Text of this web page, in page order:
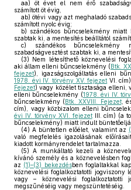
aa) öt évet el nem érő
számított öt évig,
ab) ötévi vagy azt meghaladó
számított nyolc évig;
b) szándékos bűncselekmény
szabtak ki, a mentesítés beálltától
c) szándékos bűncselekmény
szabadságvesztést szabtak ki, a
(3) Nem létesíthető köznevelési
aki állam elleni bűncselekmény (Btk.
fejezet), igazságszolgáltatás elleni
1978. évi IV. törvény XV. fejezet VI.
Fejezet) vagy közélet tisztasága elleni,
elleni bűncselekmény (1978. évi IV.
bűncselekmény (Btk. XXVIII. Fejezet,
cím), vagy közbizalom elleni
évi IV. törvény XVI. fejezetIII. cím) (a
bűncselekmény) miatt indult
(4) A büntetlen előélet, valamint az
való megfelelés igazolásának
kiadott kormányrendelet tartalmazza.
(5) A munkáltató kezeli a
kívánó személy és a köznevelésben
az (1)–(3) bekezdésben foglaltakkal
köznevelési foglalkoztatotti jogviszony
vagy – köznevelési foglalkoztatotti
megszűnéséig vagy megszüntetéséig.